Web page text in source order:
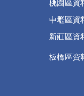
桃園區資
中壢區資
新莊區資
板橋區資